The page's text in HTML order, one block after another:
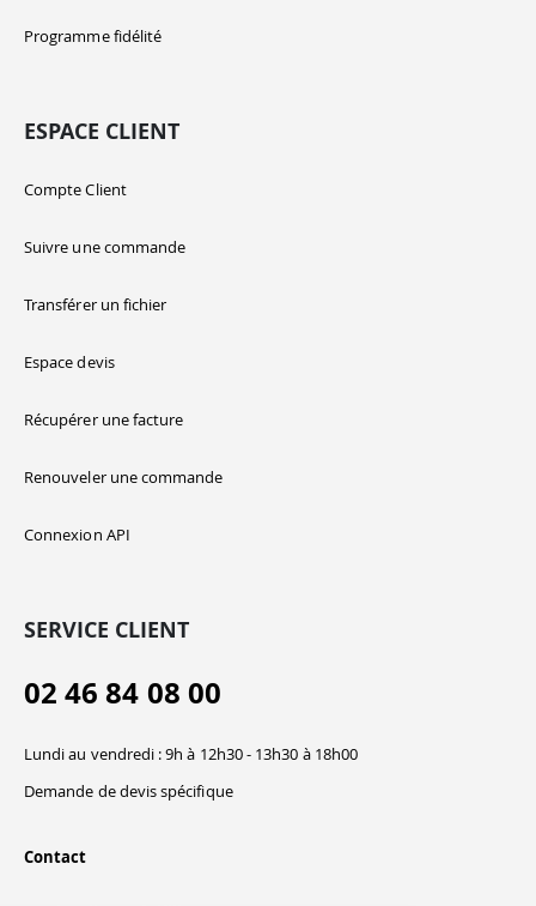
Programme fidélité
ESPACE CLIENT
Compte Client
Suivre une commande
Transférer un fichier
Espace devis
Récupérer une facture
Renouveler une commande
Connexion API
SERVICE CLIENT
02 46 84 08 00
Lundi au vendredi : 9h à 12h30 - 13h30 à 18h00
Demande de devis spécifique
Contact